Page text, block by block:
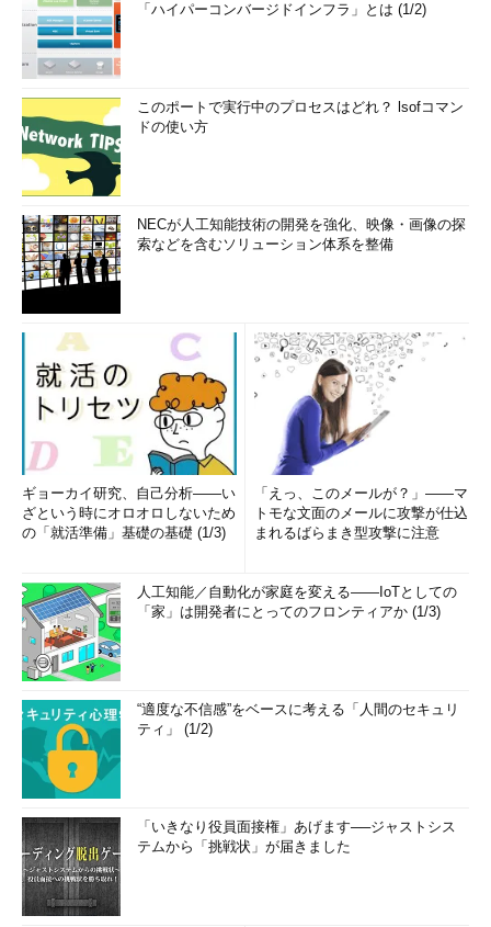
「ハイパーコンバージドインフラ」とは (1/2)
このポートで実行中のプロセスはどれ？ lsofコマン
ドの使い方
NECが人工知能技術の開発を強化、映像・画像の探
索などを含むソリューション体系を整備
ギョーカイ研究、自己分析――い
ざという時にオロオロしないため
の「就活準備」基礎の基礎 (1/3)
「えっ、このメールが？」――マ
トモな文面のメールに攻撃が仕込
まれるばらまき型攻撃に注意
人工知能／自動化が家庭を変える――IoTとしての
「家」は開発者にとってのフロンティアか (1/3)
“適度な不信感”をベースに考える「人間のセキュリ
ティ」 (1/2)
「いきなり役員面接権」あげます──ジャストシス
テムから「挑戦状」が届きました